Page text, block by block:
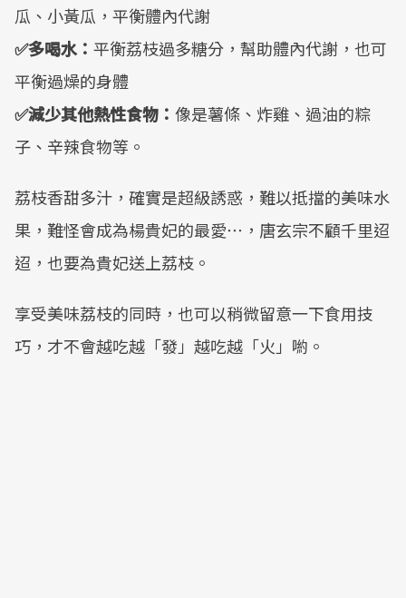
瓜、小黃瓜，平衡體內代謝
✅多喝水： 平衡荔枝過多糖分，幫助體內代謝，也可
平衡過燥的身體
✅減少其他熱性食物： 像是薯條、炸雞、過油的粽
子、辛辣食物等。
荔枝香甜多汁，確實是超級誘惑，難以抵擋的美味水
果，難怪會成為楊貴妃的最愛⋯，唐玄宗不顧千里迢
迢，也要為貴妃送上荔枝。
享受美味荔枝的同時，也可以稍微留意一下食用技
巧，才不會越吃越「發」越吃越「火」喲。